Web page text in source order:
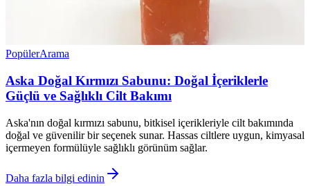
PopülerArama
Aska Doğal Kırmızı Sabunu: Doğal İçeriklerle
Güçlü ve Sağlıklı Cilt Bakımı
Aska'nın doğal kırmızı sabunu, bitkisel içerikleriyle cilt bakımında
doğal ve güvenilir bir seçenek sunar. Hassas ciltlere uygun, kimyasal
içermeyen formülüyle sağlıklı görünüm sağlar.
Daha fazla bilgi edinin